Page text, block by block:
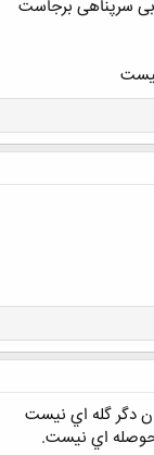
سرپناهی برجاست
دگر گله اي نيست
اي نيست.